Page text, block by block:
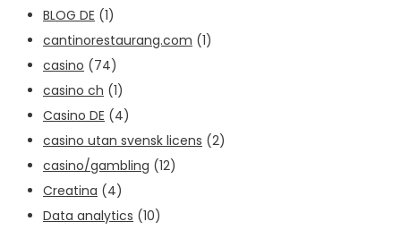
BLOG DE (1)
cantinorestaurang.com (1)
casino (74)
casino ch (1)
Casino DE (4)
casino utan svensk licens (2)
casino/gambling (12)
Creatina (4)
Data analytics (10)